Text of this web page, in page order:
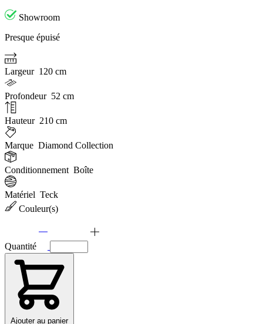
Showroom
Presque épuisé
Largeur 120 cm
Profondeur 52 cm
Hauteur 210 cm
Marque Diamond Collection
Conditionnement Boîte
Matériel Teck
Couleur(s)
Quantité
Ajouter au panier